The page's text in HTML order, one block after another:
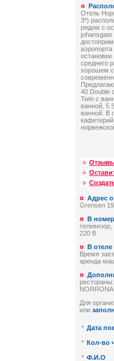
Отель
3*)
рядом с
johansgate
среднего
хорошем
40 Double
Twin с
ванной, 5
ванной. В
Адрес
Grensen
В
220 В
В отеле
Время
аренда
рестораны:
Для
или
* Дата
* Кол-во
* Ф.И.О